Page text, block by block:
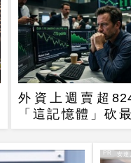
外資上週賣超
「這記憶體」砍
空雙雄成最強避風
PR
PR・安